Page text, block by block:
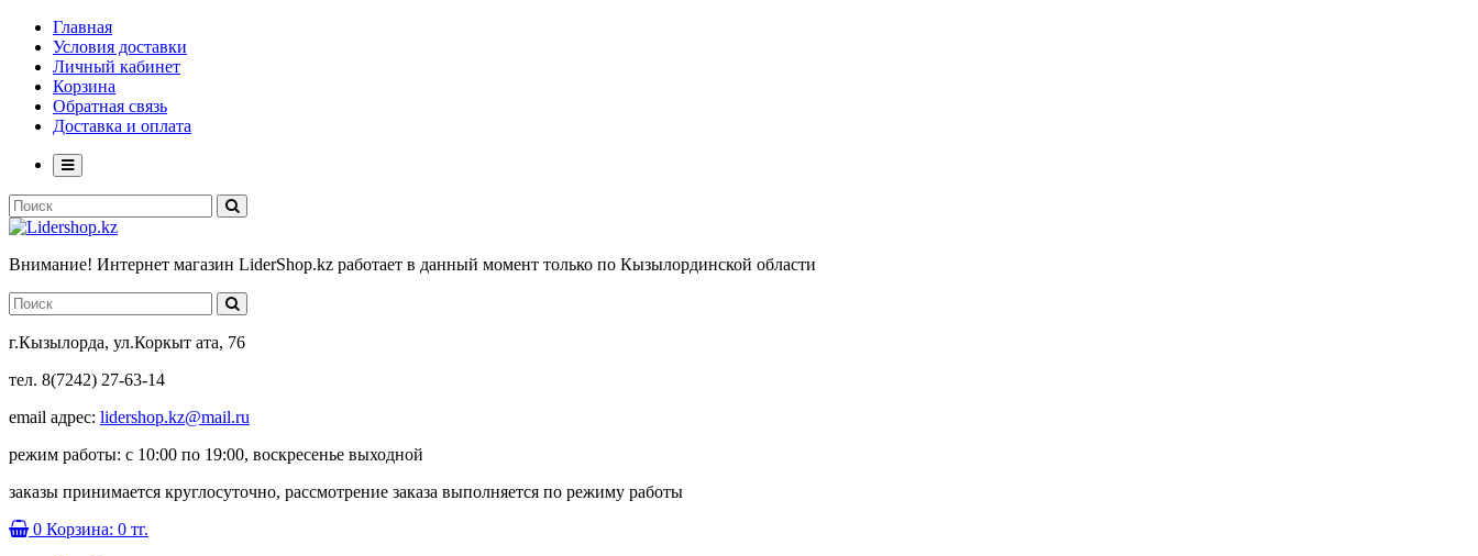
Главная
Условия доставки
Личный кабинет
Корзина
Обратная связь
Доставка и оплата
Внимание! Интернет магазин LiderShop.kz работает в данный момент только по Кызылординской области
г.Кызылорда, ул.Коркыт ата, 76
тел. 8(7242) 27-63-14
email адрес: lidershop.kz@mail.ru
режим работы: с 10:00 по 19:00, воскресенье выходной
заказы принимается круглосуточно, рассмотрение заказа выполняется по режиму работы
0 Корзина: 0 тг.